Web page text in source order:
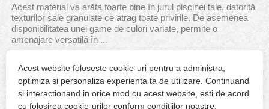
Acest website foloseste cookie-uri pentru a administra,
optimiza si personaliza experienta ta de utilizare. Continuand
si interactionand in orice mod cu acest website, esti de acord
cu folosirea cookie-urilor conform conditiilor noastre.
Acest material va arăta foarte bine în jurul piscinei tale, datorită
texturilor sale granulate ce atrag toate privirile. De asemenea
disponibilitatea unei game de culori variate, permite o
amenajare versatilă în ...
mai mult